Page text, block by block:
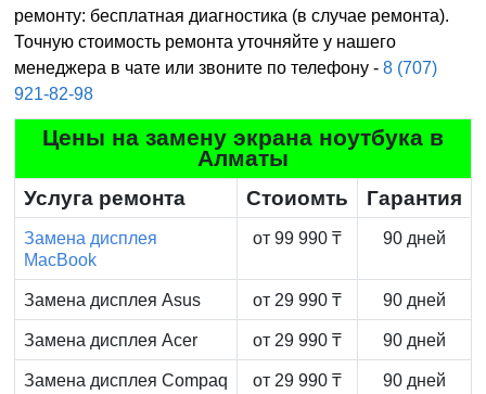
ремонту: бесплатная диагностика (в случае ремонта).
Точную стоимость ремонта уточняйте у нашего
менеджера в чате или звоните по телефону - 8 (707)
921-82-98
Цены на замену экрана ноутбука в
Алматы
Услуга ремонта Стоиомть Гарантия
Замена дисплея
MacBook
от 99 990 ₸ 90 дней
Замена дисплея Asus от 29 990 ₸ 90 дней
Замена дисплея Acer от 29 990 ₸ 90 дней
Замена дисплея Compaq от 29 990 ₸ 90 дней